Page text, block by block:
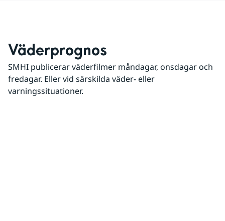
Väderprognos
SMHI publicerar väderfilmer måndagar, onsdagar och
fredagar. Eller vid särskilda väder- eller
varningssituationer.